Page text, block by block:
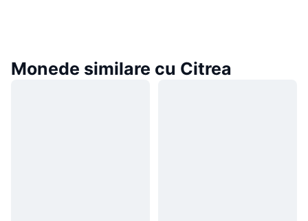
Monede similare cu Citrea